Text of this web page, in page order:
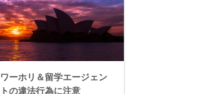
ワーホリ＆留学エージェン
トの違法行為に注意